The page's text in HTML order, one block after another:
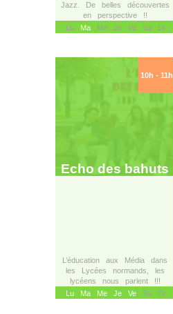
Jazz. De belles découvertes
en perspective !!
Lu
MaMe Je Ve Sa Di
10h - 11h
Echo des bahuts
L’éducation aux Média dans
les Lycées normands, les
lycéens nous parlent !!!
Lu
Ma Me Je VeSa Di